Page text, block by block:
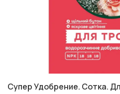
Супер Удобрение. Сотка.